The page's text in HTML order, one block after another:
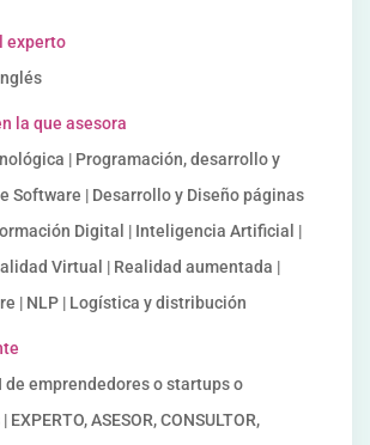
experto
la que asesora
| Programación, desarrollo y
Software | Desarrollo y Diseño páginas
Digital | Inteligencia Artificial |
Virtual | Realidad aumentada |
| NLP | Logística y distribución
de emprendedores o startups o
ASESOR, CONSULTOR,